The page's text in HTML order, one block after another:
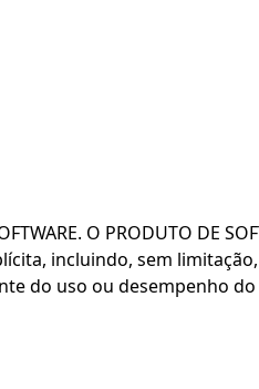
O PRODUTO DE
incluindo, sem
uso ou desempenho do